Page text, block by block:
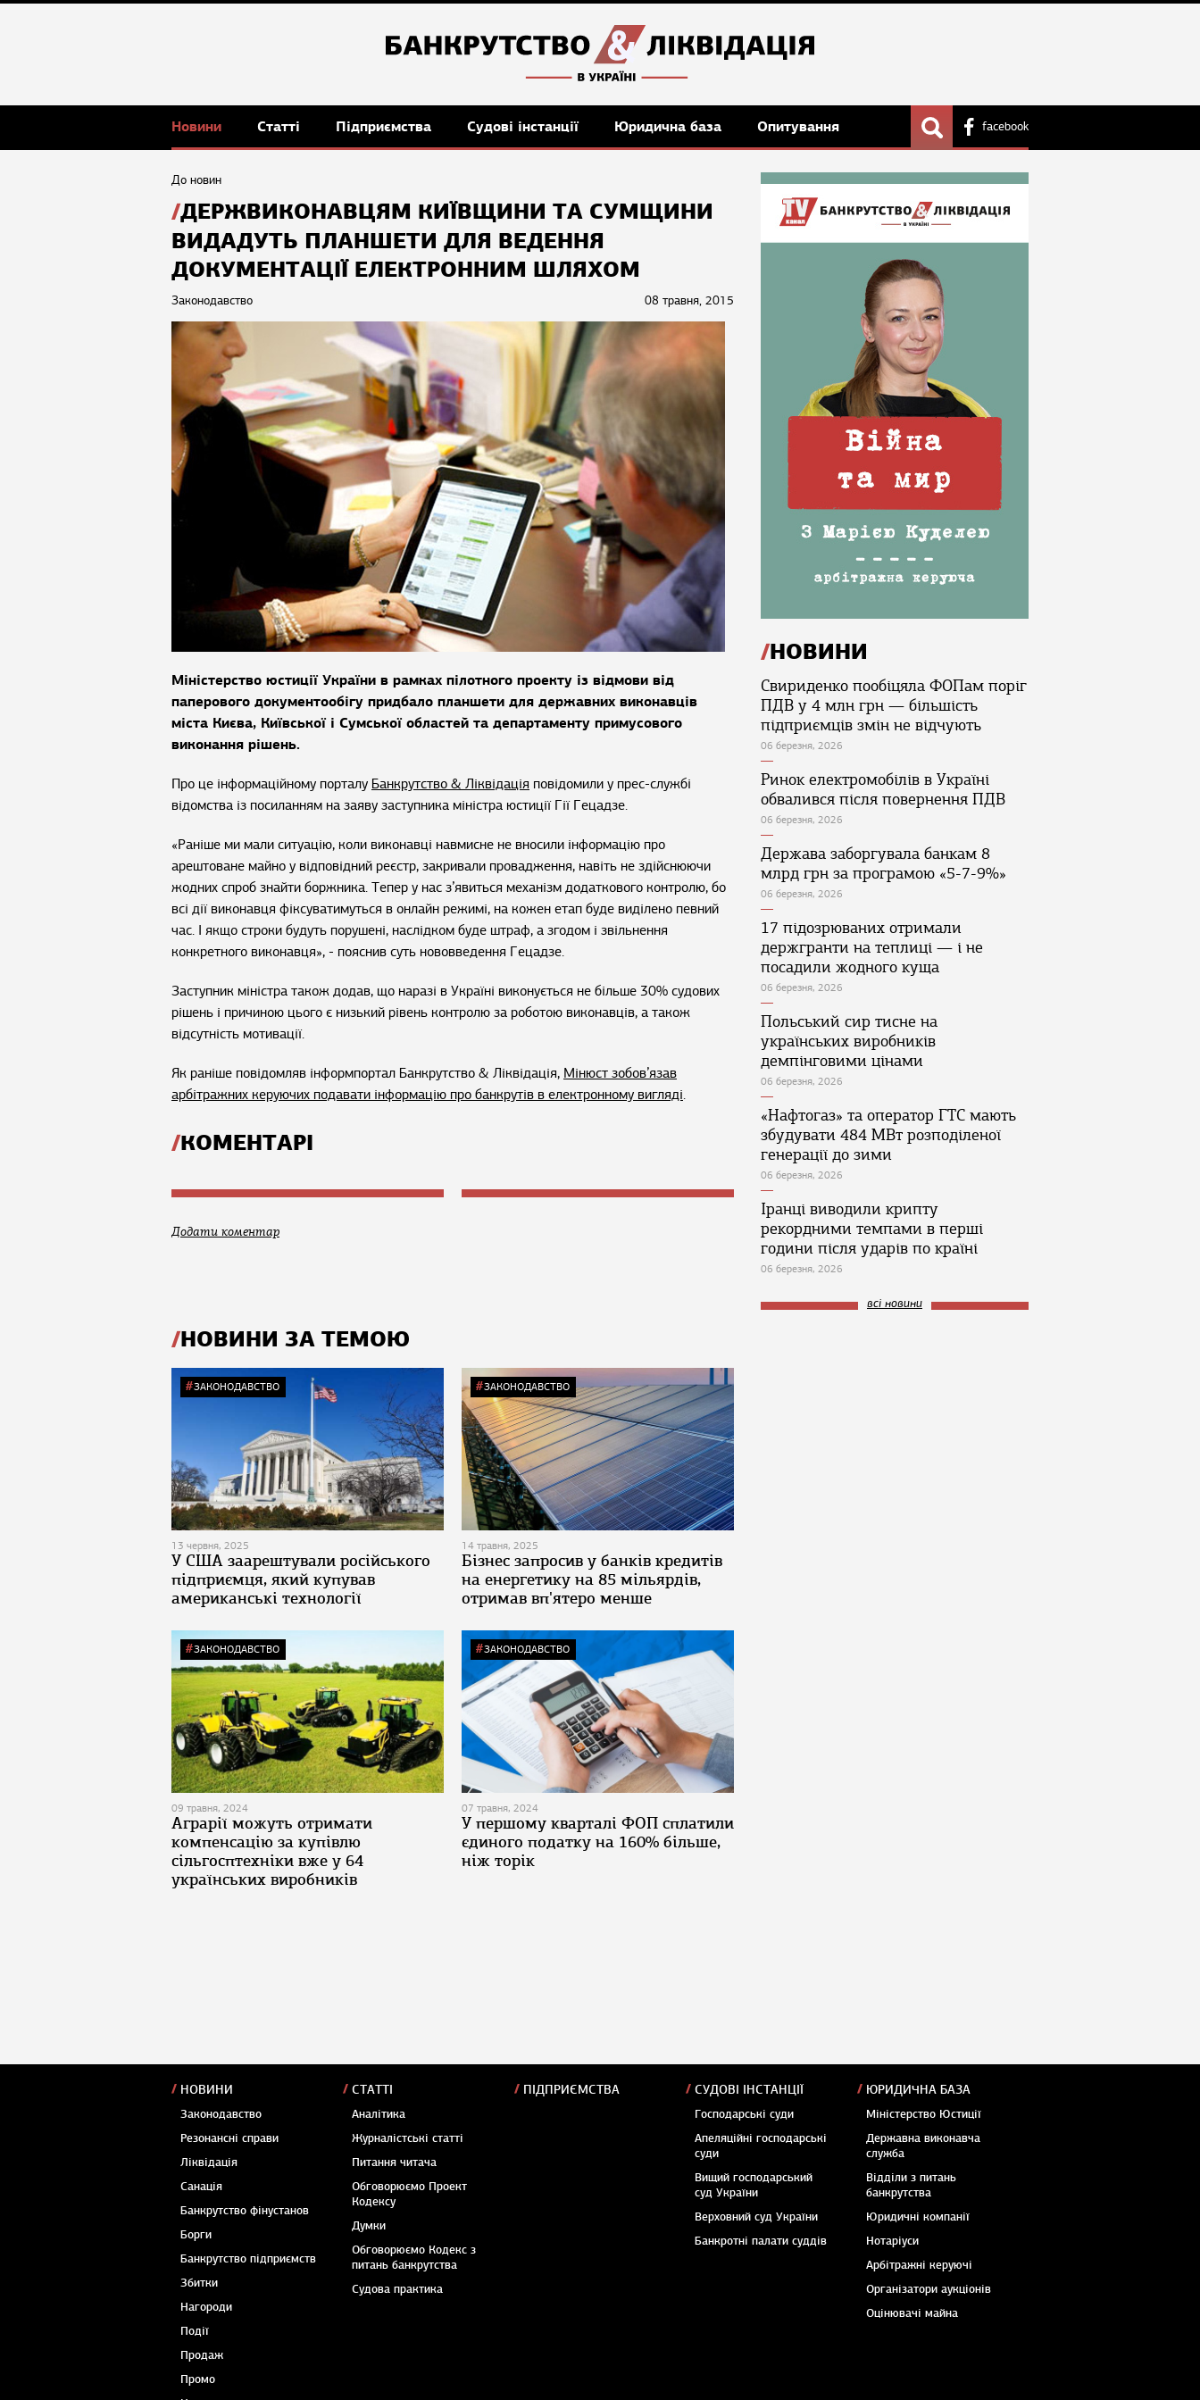
Новини Статті Підприємства Судові інстанції Юридична база Опитування facebook
До новин
ДЕРЖВИКОНАВЦЯМ КИЇВЩИНИ ТА СУМЩИНИ
ВИДАДУТЬ ПЛАНШЕТИ ДЛЯ ВЕДЕННЯ
ДОКУМЕНТАЦІЇ ЕЛЕКТРОННИМ ШЛЯХОМ
08 травня, 2015
Законодавство
Міністерство юстиції України в рамках пілотного проекту із відмови від
паперового документообігу придбало планшети для державних виконавців
міста Києва, Київської і Сумської областей та департаменту примусового
виконання рішень.
Про це інформаційному порталу Банкрутство & Ліквідація повідомили у прес-службі
відомства із посиланням на заяву заступника міністра юстиції Гії Гецадзе.
«Раніше ми мали ситуацію, коли виконавці навмисне не вносили інформацію про
арештоване майно у відповідний реєстр, закривали провадження, навіть не здійснюючи
жодних спроб знайти боржника. Тепер у нас з’явиться механізм додаткового контролю, бо
всі дії виконавця фіксуватимуться в онлайн режимі, на кожен етап буде виділено певний
час. І якщо строки будуть порушені, наслідком буде штраф, а згодом і звільнення
конкретного виконавця», - пояснив суть нововведення Гецадзе.
Заступник міністра також додав, що наразі в Україні виконується не більше 30% судових
рішень і причиною цього є низький рівень контролю за роботою виконавців, а також
відсутність мотивації.
Як раніше повідомляв інформпортал Банкрутство & Ліквідація, Мінюст зобов’язав
арбітражних керуючих подавати інформацію про банкрутів в електронному вигляді.
КОМЕНТАРІ
Додати коментар
НОВИНИ ЗА ТЕМОЮ
ЗАКОНОДАВСТВО
13 червня, 2025
У США заарештували російського
підприємця, який купував
американські технології
ЗАКОНОДАВСТВО
14 травня, 2025
Бізнес запросив у банків кредитів
на енергетику на 85 мільярдів,
отримав вп'ятеро менше
ЗАКОНОДАВСТВО
09 травня, 2024
Аграрії можуть отримати
компенсацію за купівлю
сільгосптехніки вже у 64
українських виробників
ЗАКОНОДАВСТВО
07 травня, 2024
У першому кварталі ФОП сплатили
єдиного податку на 160% більше,
ніж торік
НОВИНИ
Свириденко пообіцяла ФОПам поріг
ПДВ у 4 млн грн — більшість
підприємців змін не відчують
06 березня, 2026
Ринок електромобілів в Україні
обвалився після повернення ПДВ
06 березня, 2026
Держава заборгувала банкам 8
млрд грн за програмою «5-7-9%»
06 березня, 2026
17 підозрюваних отримали
держгранти на теплиці — і не
посадили жодного куща
06 березня, 2026
Польський сир тисне на
українських виробників
демпінговими цінами
06 березня, 2026
«Нафтогаз» та оператор ГТС мають
збудувати 484 МВт розподіленої
генерації до зими
06 березня, 2026
Іранці виводили крипту
рекордними темпами в перші
години після ударів по країні
06 березня, 2026
всі новини
НОВИНИ
Законодавство
Резонансні справи
Ліквідація
Санація
Банкрутство фінустанов
Борги
Банкрутство підприємств
Збитки
Нагороди
Події
Продаж
Промо
СТАТТІ
Аналітика
Журналістські статті
Питання читача
Обговорюємо Проект
Кодексу
Думки
Обговорюємо Кодекс з
питань банкрутства
Судова практика
ПІДПРИЄМСТВА СУДОВІ ІНСТАНЦІЇ
Господарські суди
Апеляційні господарські
суди
Вищий господарський
суд України
Верховний суд України
Банкротні палати суддів
ЮРИДИЧНА БАЗА
Міністерство Юстиції
Державна виконавча
служба
Відділи з питань
банкрутства
Юридичні компанії
Нотаріуси
Арбітражні керуючі
Організатори аукціонів
Оцінювачі майна